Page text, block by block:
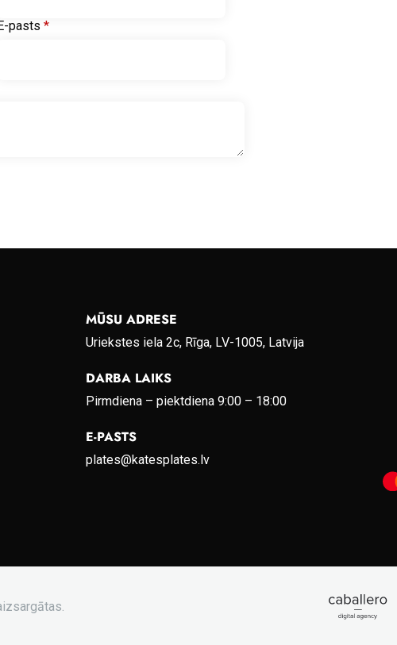
pasts *
MŪSU ADRESE
Uriekstes iela 2c, Rīga, LV-1005, Latvija
DARBA LAIKS
Pirmdiena – piektdiena 9:00 – 18:00
E-PASTS
plates@katesplates.lv